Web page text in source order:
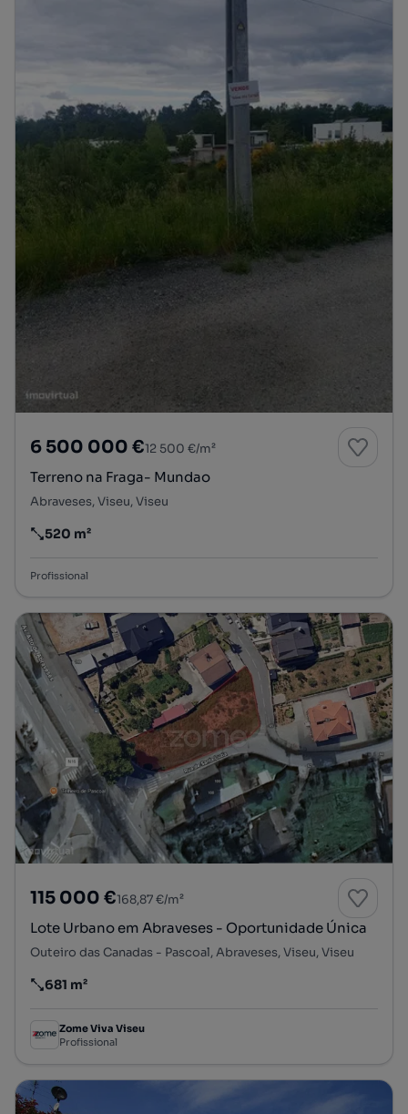
6 500 000 €12 500 €/m²
Terreno na Fraga- Mundao
Abraveses, Viseu, Viseu
Preço por metro quadrado
520 m²
Profissional
115 000 €168,87 €/m²
Lote Urbano em Abraveses - Oportunidade Única
Outeiro das Canadas - Pascoal, Abraveses, Viseu, Viseu
Preço por metro quadrado
681 m²
Zome Viva Viseu
Profissional